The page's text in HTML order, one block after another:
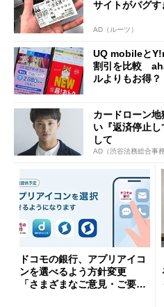
サイトがバグす
AD（ルーツ）
UQ mobileと
割引を比較
ルよりもお得？
カードローン
い『返済停止
して
AD（渋谷法務総合事務
ドコモの銀行、アプリアイコ
ンを選べるよう方針変更
「さまざまなご意見・ご要望